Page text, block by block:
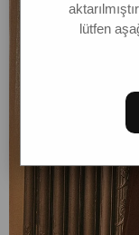
lütfen